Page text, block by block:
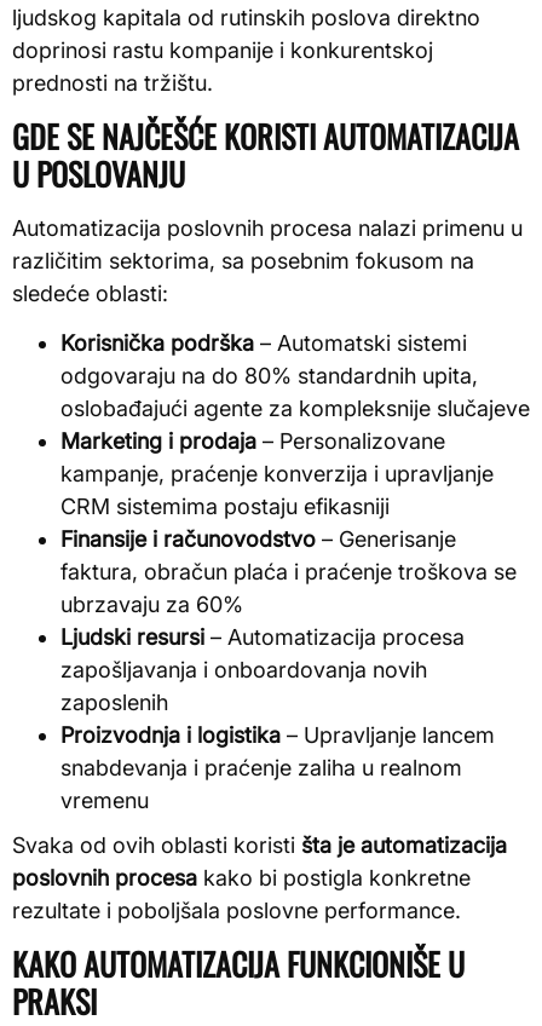
ljudskog kapitala od rutinskih poslova direktno
doprinosi rastu kompanije i konkurentskoj
prednosti na tržištu.
GDE SE NAJČEŠĆE KORISTI AUTOMATIZACIJA
U POSLOVANJU
Automatizacija poslovnih procesa nalazi primenu u
različitim sektorima, sa posebnim fokusom na
sledeće oblasti:
Korisnička podrška – Automatski sistemi
odgovaraju na do 80% standardnih upita,
oslobađajući agente za kompleksnije slučajeve
Marketing i prodaja – Personalizovane
kampanje, praćenje konverzija i upravljanje
CRM sistemima postaju efikasniji
Finansije i računovodstvo – Generisanje
faktura, obračun plaća i praćenje troškova se
ubrzavaju za 60%
Ljudski resursi – Automatizacija procesa
zapošljavanja i onboardovanja novih
zaposlenih
Proizvodnja i logistika – Upravljanje lancem
snabdevanja i praćenje zaliha u realnom
vremenu
Svaka od ovih oblasti koristi šta je automatizacija
poslovnih procesa kako bi postigla konkretne
rezultate i poboljšala poslovne performance.
KAKO AUTOMATIZACIJA FUNKCIONIŠE U
PRAKSI